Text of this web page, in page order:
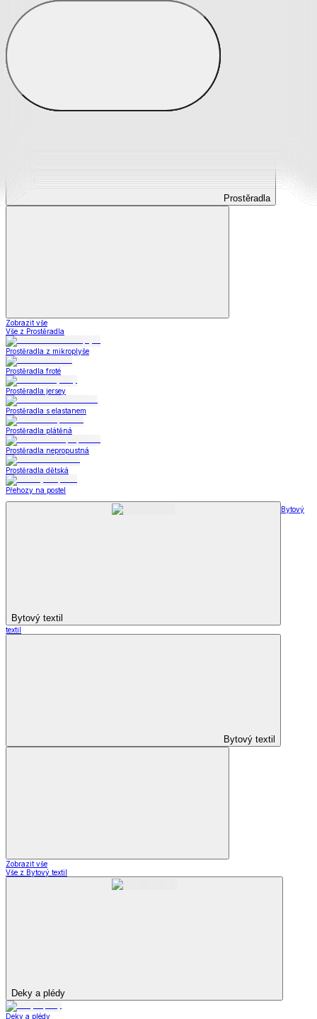
Prostěradla
Prostěradla
Zobrazit vše
Vše z Prostěradla
Prostěradla z mikroplyše
Prostěradla froté
Prostěradla jersey
Prostěradla s elastanem
Prostěradla plátěná
Prostěradla nepropustná
Prostěradla dětská
Přehozy na postel
Bytový textil
Bytový
textil
Bytový textil
Zobrazit vše
Vše z Bytový textil
Deky a plédy
Deky a plédy